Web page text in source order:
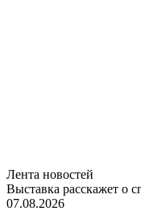
Лента новостей
Выставка расскажет о
07.08.2026